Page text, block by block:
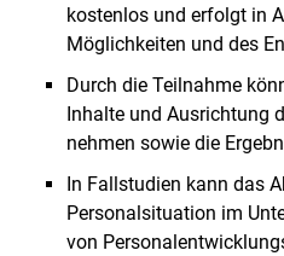
kostenlos und erfolgt in
Möglichkeiten und des
Durch die Teilnahme
Inhalte und Ausrichtung
nehmen sowie die
In Fallstudien kann das
Personalsituation im
von